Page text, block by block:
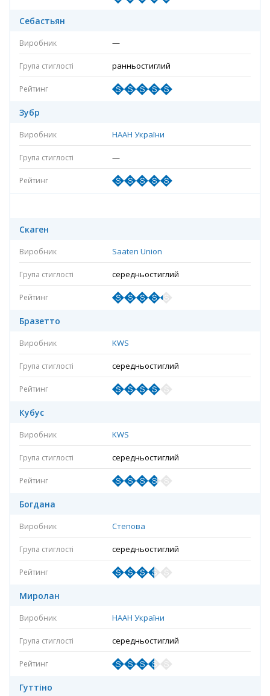
Себастьян
—
ранньостиглий
Зубр
НААН України
—
Скаген
Saaten Union
середньостиглий
Бразетто
KWS
середньостиглий
Кубус
KWS
середньостиглий
Богдана
Степова
середньостиглий
Миролан
НААН України
середньостиглий
Гуттіно